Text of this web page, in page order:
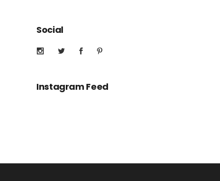
Social
Instagram Feed